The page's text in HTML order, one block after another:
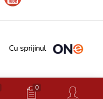
Cu sprijinul
0